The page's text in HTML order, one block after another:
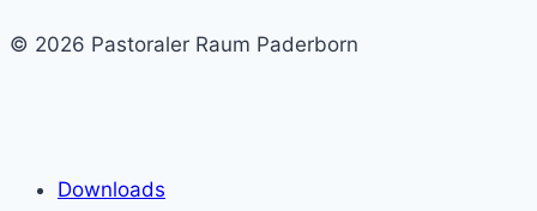
© 2026 Pastoraler Raum Paderborn
Downloads